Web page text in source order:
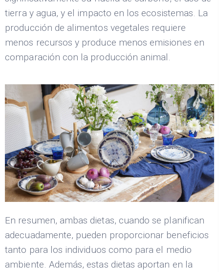
tierra y agua, y el impacto en los ecosistemas. La
producción de alimentos vegetales requiere
menos recursos y produce menos emisiones en
comparación con la producción animal.
En resumen, ambas dietas, cuando se planifican
adecuadamente, pueden proporcionar beneficios
tanto para los individuos como para el medio
ambiente. Además, estas dietas aportan en la